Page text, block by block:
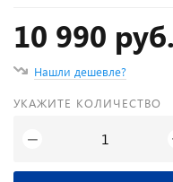
10 990 руб.
Нашли дешевле?
УКАЖИТЕ КОЛИЧЕСТВО
−